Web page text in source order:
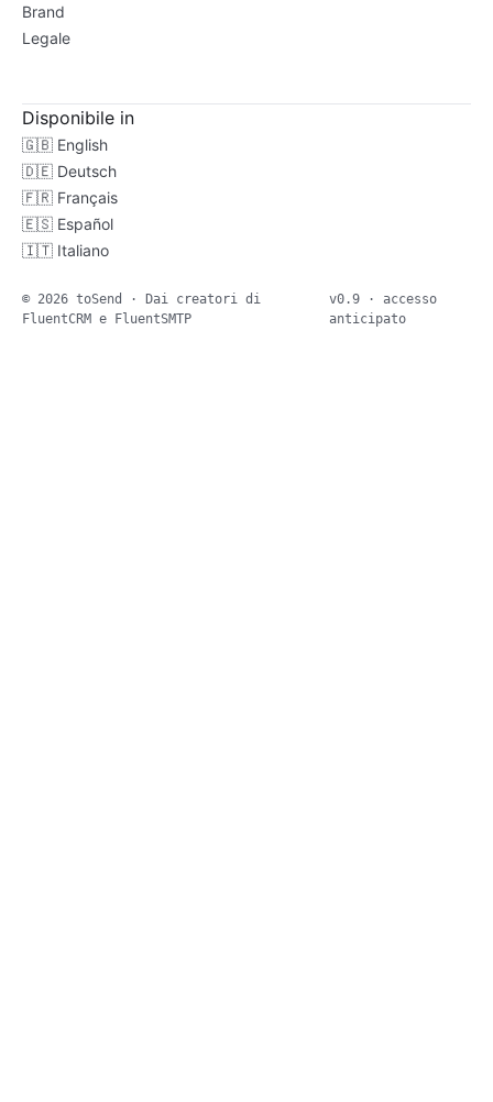
Brand
Legale
Disponibile in
🇬🇧 English
🇩🇪 Deutsch
🇫🇷 Français
🇪🇸 Español
🇮🇹 Italiano
© 2026 toSend · Dai creatori di
FluentCRM e FluentSMTP
v0.9 · accesso
anticipato